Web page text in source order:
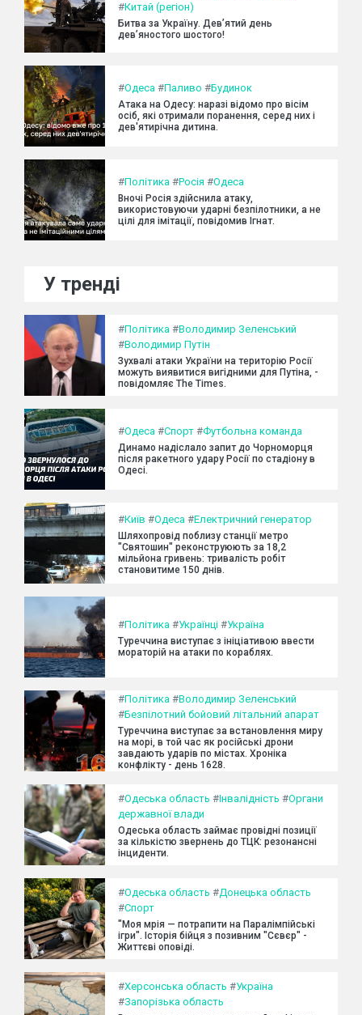
#Китай (регіон)
Битва за Україну. Дев’ятий день
дев’яностого шостого!
#Одеса #Паливо #Будинок
Атака на Одесу: наразі відомо про вісім
осіб, які отримали поранення, серед них і
дев'ятирічна дитина.
#Політика #Росія #Одеса
Вночі Росія здійснила атаку,
використовуючи ударні безпілотники, а не
цілі для імітації, повідомив Ігнат.
У тренді
#Політика #Володимир Зеленський
#Володимир Путін
Зухвалі атаки України на територію Росії
можуть виявитися вигідними для Путіна, -
повідомляє The Times.
#Одеса #Спорт #Футбольна команда
Динамо надіслало запит до Чорноморця
після ракетного удару Росії по стадіону в
Одесі.
#Київ #Одеса #Електричний генератор
Шляхопровід поблизу станції метро
"Святошин" реконструюють за 18,2
мільйона гривень: тривалість робіт
становитиме 150 днів.
#Політика #Українці #Україна
Туреччина виступає з ініціативою ввести
мораторій на атаки по кораблях.
#Політика #Володимир Зеленський
#Безпілотний бойовий літальний апарат
Туреччина виступає за встановлення миру
на морі, в той час як російські дрони
завдають ударів по містах. Хроніка
конфлікту - день 1628.
#Одеська область #Інвалідність #Органи
державної влади
Одеська область займає провідні позиції
за кількістю звернень до ТЦК: резонансні
інциденти.
#Одеська область #Донецька область
#Спорт
"Моя мрія — потрапити на Паралімпійські
ігри". Історія бійця з позивним "Сєвєр" -
Життєві оповіді.
#Херсонська область #Україна
#Запорізька область